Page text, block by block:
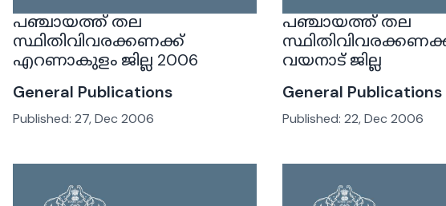
പഞ്ചായത്ത് തല
സ്ഥിതിവിവരക്കണക്ക്
എറണാകുളം ജില്ല 2006
General Publications
Published: 27, Dec 2006
പഞ്ചായത്ത് തല
വയനാട് ജില്ല
General Publications
Published: 22, Dec 2006